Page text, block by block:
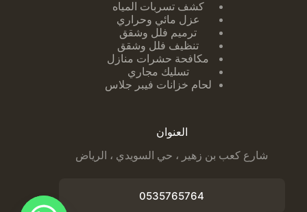
كشف تسربات ا لمياه
عزل مائي وحراري
ترميم فلل وشقق
تنظيف فلل وشقق
مكافحة حشرات منازل
تسليك مجاري
لحام خزانات فيبر جلاس
العنوان
شارع كعب بن زهير ، حي السويدي ، الرياض
0535765764